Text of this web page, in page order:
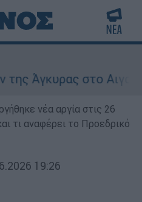
στο Αιγαίο:
νέα αργία στις 26
τι αναφέρει το Προεδρικό
19:26